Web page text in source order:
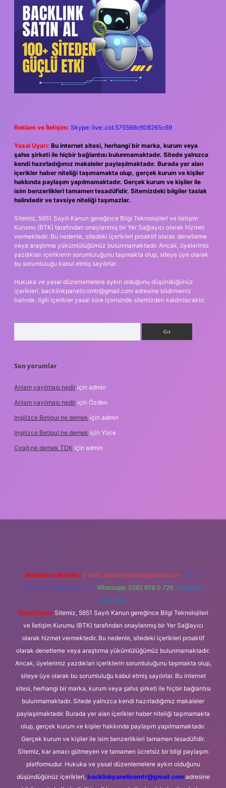
Reklam ve İletişim: Skype: live:.cid.575569c608265c69
Yasal Uyarı: Bu internet sitesi, herhangi bir marka, kurum veya
şahıs şirketi ile hiçbir bağlantısı bulunmamaktadır. Sitede yalnızca
kendi hazırladığımız makaleler paylaşılmaktadır. Burada yer alan
içerikler haber niteliği taşımamakta olup, gerçek kurum ve kişiler
hakkında paylaşım yapılmamaktadır. Gerçek kurum ve kişiler ile
isim benzerlikleri tamamen tesadüfidir. Sitemizdeki bilgiler taslak
halindedir ve tavsiye niteliği taşımazlar.
Sitemiz, 5651 Sayılı Kanun gereğince Bilgi Teknolojileri ve İletişim
Kurumu (BTK) tarafından onaylanmış bir Yer Sağlayıcı olarak hizmet
vermektedir. Bu nedenle, sitedeki içerikleri proaktif olarak denetleme
veya araştırma yükümlülüğümüz bulunmamaktadır. Ancak, üyelerimiz
yazdıkları içeriklerin sorumluluğunu taşımakta olup, siteye üye olarak
bu sorumluluğu kabul etmiş sayılırlar.
Hukuka ve yasal düzenlemelere aykırı olduğunu düşündüğünüz
içerikleri, backlinkpanelicomtr@gmail.com adresine bildirmeniz
halinde, ilgili içerikler yasal süre içerisinde sitemizden kaldırılacaktır.
Son yorumlar
Anlam yayılması nedir için admin
Anlam yayılması nedir için Özden
Ingilizce Betipul ne demek için admin
Ingilizce Betipul ne demek için Yüce
Çırağ ne demek TDK için admin
Reklam ve İletişim: E-mail: backlinkpaneli@gmail.com Teams:
forumhizmeti@gmail.com Whatsapp: 0262 606 0 726 Telegram:
@karabul
Yasal Uyarı: Sitemiz, 5651 Sayılı Kanun gereğince Bilgi Teknolojileri
ve İletişim Kurumu (BTK) tarafından onaylanmış bir Yer Sağlayıcı
olarak hizmet vermektedir. Bu nedenle, sitedeki içerikleri proaktif
olarak denetleme veya araştırma yükümlülüğümüz bulunmamaktadır.
Ancak, üyelerimiz yazdıkları içeriklerin sorumluluğunu taşımakta olup,
siteye üye olarak bu sorumluluğu kabul etmiş sayılırlar. Bu internet
sitesi, herhangi bir marka, kurum veya şahıs şirketi ile hiçbir bağlantısı
bulunmamaktadır. Sitede yalnızca kendi hazırladığımız makaleler
paylaşılmaktadır. Burada yer alan içerikler haber niteliği taşımamakta
olup, gerçek kurum ve kişiler hakkında paylaşım yapılmamaktadır.
Gerçek kurum ve kişiler ile isim benzerlikleri tamamen tesadüfidir.
Sitemiz, kar amacı gütmeyen ve tamamen ücretsiz bir bilgi paylaşım
platformudur. Hukuka ve yasal düzenlemelere aykırı olduğunu
düşündüğünüz içerikleri, backlinkpanelicomtr@gmail.comadresine